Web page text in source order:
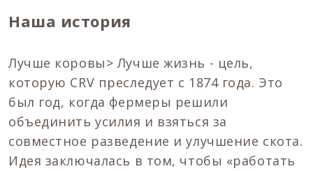
Наша история
Лучше коровы> Лучше жизнь - цель,
которую CRV преследует с 1874 года. Это
был год, когда фермеры решили
объединить усилия и взяться за
совместное разведение и улучшение скота.
Идея заключалась в том, чтобы «работать